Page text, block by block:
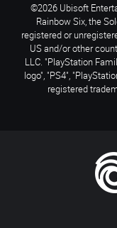
©2026 Ubisoft
Rainbow Six, the
registered or
US and/or other
LLC. "PlayStation
logo", "PS4",
registered